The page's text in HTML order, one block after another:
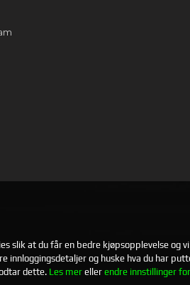
slik at du får en bedre kjøpsopplevelse og
innloggingsdetaljer og huske hva du har
dette. Les mer eller endre innstillinger